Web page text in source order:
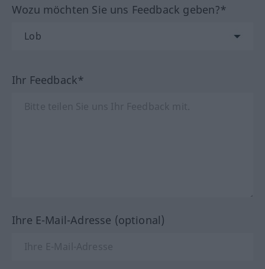
Wozu möchten Sie uns Feedback geben?*
Ihr Feedback*
Ihre E-Mail-Adresse (optional)